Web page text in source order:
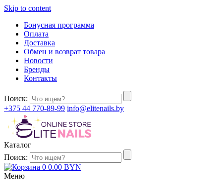
Skip to content
Бонусная программа
Оплата
Доставка
Обмен и возврат товара
Новости
Бренды
Контакты
Поиск:
+375 44 770-89-99 info@elitenails.by
Каталог
Поиск:
0 0.00 BYN
Меню